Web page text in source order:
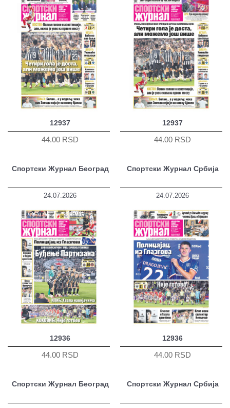
12937
44.00 RSD
12937
44.00 RSD
Спортски Журнал Београд
24.07.2026
12936
44.00 RSD
Спортски Журнал Србија
24.07.2026
12936
44.00 RSD
Спортски Журнал Београд Спортски Журнал Србија